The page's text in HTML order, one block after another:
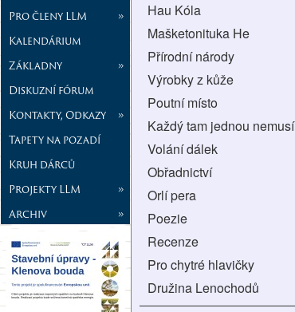
Pro členy LLM
»
Kalendárium
Základny
»
Diskuzní fórum
Kontakty, Odkazy
»
Tapety na pozadí
Kruh dárců
Projekty LLM
»
Archiv
»
Hau Kóla
Mašketonituka He
Přírodní národy
Výrobky z kůže
Poutní místo
Každý tam jednou nemusí
Volání dálek
Obřadnictví
Orlí pera
Poezie
Recenze
Pro chytré hlavičky
Družina Lenochodů